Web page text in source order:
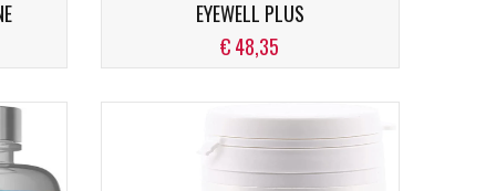
EYEWELL PLUS
€ 48,35